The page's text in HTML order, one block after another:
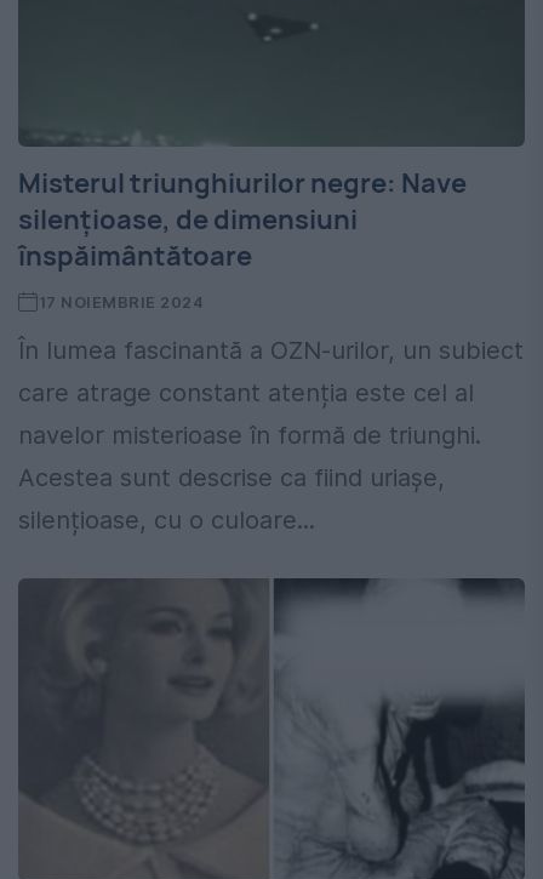
Misterul triunghiurilor negre: Nave
silențioase, de dimensiuni
înspăimântătoare
17 NOIEMBRIE 2024
În lumea fascinantă a OZN-urilor, un subiect
care atrage constant atenția este cel al
navelor misterioase în formă de triunghi.
Acestea sunt descrise ca fiind uriașe,
silențioase, cu o culoare...